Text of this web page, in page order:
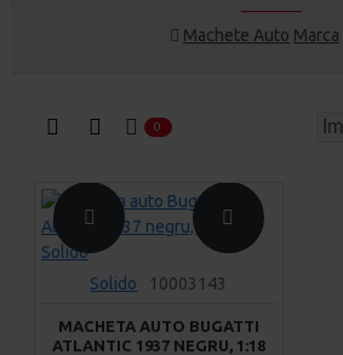
Machete Auto Marca
0
Solido 10003143
MACHETA AUTO BUGATTI
ATLANTIC 1937 NEGRU, 1:18